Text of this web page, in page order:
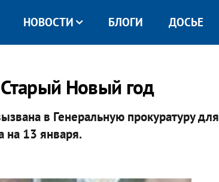
НОВОСТИ БЛОГИ ДОСЬЕ
Новый год
в Генеральную прокуратуру для
на 13 января.​